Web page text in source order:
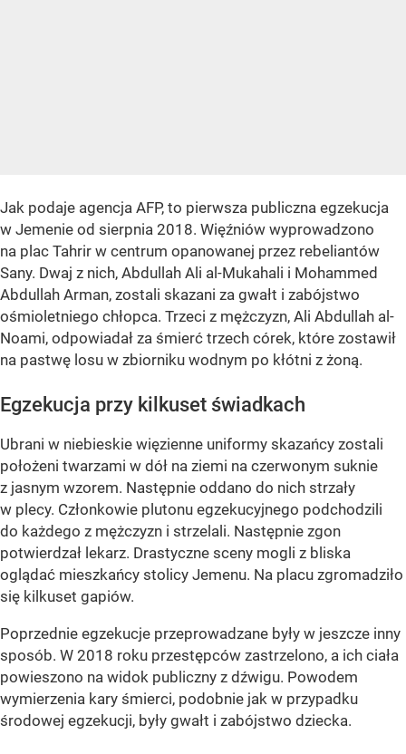
Jak podaje agencja AFP, to pierwsza publiczna egzekucja
w Jemenie od sierpnia 2018. Więźniów wyprowadzono
na plac Tahrir w centrum opanowanej przez rebeliantów
Sany. Dwaj z nich, Abdullah Ali al-Mukahali i Mohammed
Abdullah Arman, zostali skazani za gwałt i zabójstwo
ośmioletniego chłopca. Trzeci z mężczyzn, Ali Abdullah al-
Noami, odpowiadał za śmierć trzech córek, które zostawił
na pastwę losu w zbiorniku wodnym po kłótni z żoną.
Egzekucja przy kilkuset świadkach
Ubrani w niebieskie więzienne uniformy skazańcy zostali
położeni twarzami w dół na ziemi na czerwonym suknie
z jasnym wzorem. Następnie oddano do nich strzały
w plecy. Członkowie plutonu egzekucyjnego podchodzili
do każdego z mężczyzn i strzelali. Następnie zgon
potwierdzał lekarz. Drastyczne sceny mogli z bliska
oglądać mieszkańcy stolicy Jemenu. Na placu zgromadziło
się kilkuset gapiów.
Poprzednie egzekucje przeprowadzane były w jeszcze inny
sposób. W 2018 roku przestępców zastrzelono, a ich ciała
powieszono na widok publiczny z dźwigu. Powodem
wymierzenia kary śmierci, podobnie jak w przypadku
środowej egzekucji, były gwałt i zabójstwo dziecka.